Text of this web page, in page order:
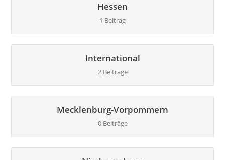
Hessen
1 Beitrag
International
2 Beiträge
Mecklenburg-Vorpommern
0 Beiträge